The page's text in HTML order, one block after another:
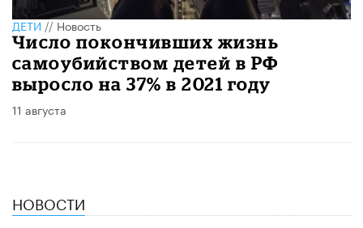
ДЕТИ//Новость
Число покончивших жизнь
самоубийством детей в РФ
выросло на 37% в 2021 году
11 августа
НОВОСТИ